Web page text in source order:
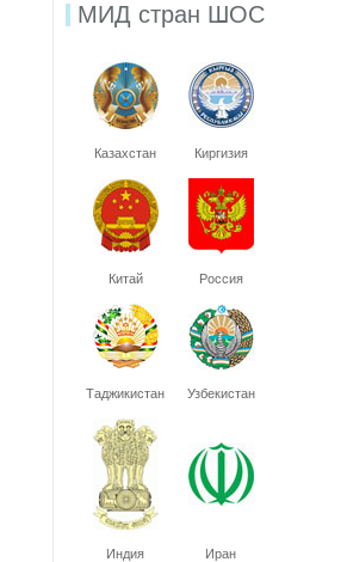
МИД стран ШОС
Казахстан Киргизия
Китай Россия
Таджикистан Узбекистан
Индия Иран